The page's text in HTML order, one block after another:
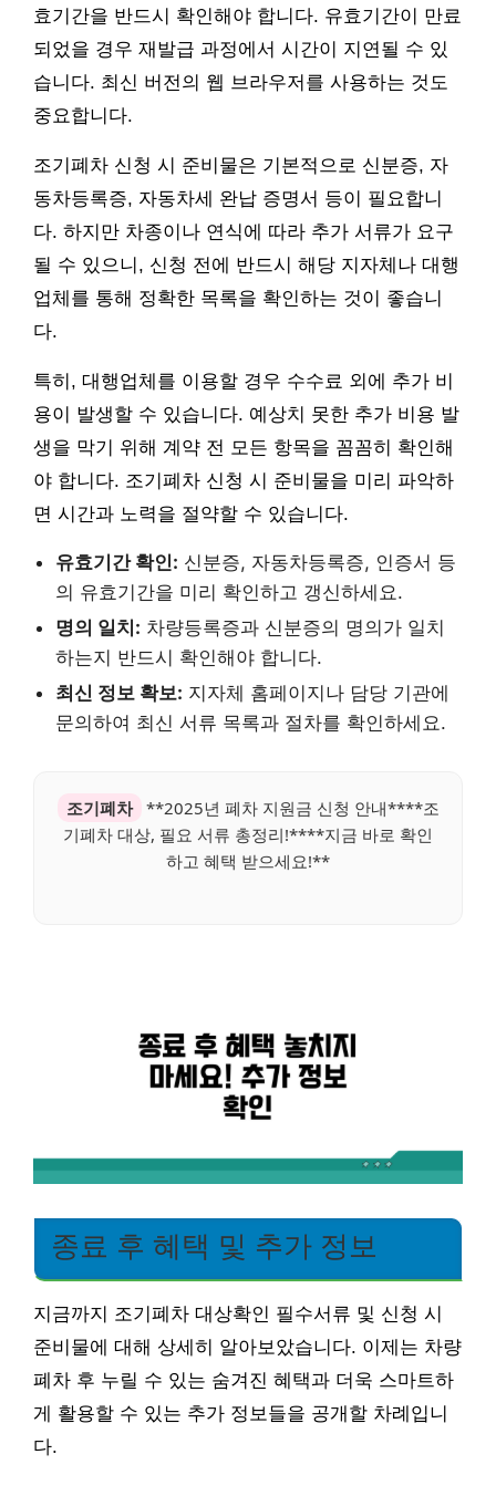
효기간을 반드시 확인해야 합니다. 유효기간이 만료
되었을 경우 재발급 과정에서 시간이 지연될 수 있
습니다. 최신 버전의 웹 브라우저를 사용하는 것도
중요합니다.
조기폐차 신청 시 준비물은 기본적으로 신분증, 자
동차등록증, 자동차세 완납 증명서 등이 필요합니
다. 하지만 차종이나 연식에 따라 추가 서류가 요구
될 수 있으니, 신청 전에 반드시 해당 지자체나 대행
업체를 통해 정확한 목록을 확인하는 것이 좋습니
다.
특히, 대행업체를 이용할 경우 수수료 외에 추가 비
용이 발생할 수 있습니다. 예상치 못한 추가 비용 발
생을 막기 위해 계약 전 모든 항목을 꼼꼼히 확인해
야 합니다. 조기폐차 신청 시 준비물을 미리 파악하
면 시간과 노력을 절약할 수 있습니다.
유효기간 확인: 신분증, 자동차등록증, 인증서 등
의 유효기간을 미리 확인하고 갱신하세요.
명의 일치: 차량등록증과 신분증의 명의가 일치
하는지 반드시 확인해야 합니다.
최신 정보 확보: 지자체 홈페이지나 담당 기관에
문의하여 최신 서류 목록과 절차를 확인하세요.
조기폐차
**2025년 폐차 지원금 신청 안내****조
기폐차 대상, 필요 서류 총정리!****지금 바로 확인
하고 혜택 받으세요!**
종료 후 혜택 및 추가 정보
지금까지 조기폐차 대상확인 필수서류 및 신청 시
준비물에 대해 상세히 알아보았습니다. 이제는 차량
폐차 후 누릴 수 있는 숨겨진 혜택과 더욱 스마트하
게 활용할 수 있는 추가 정보들을 공개할 차례입니
다.